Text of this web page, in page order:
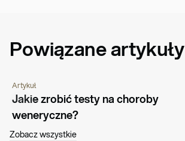
Powiązane artykuły
PORADNIK CHOROBY I SCHORZENIA
Artykuł
Jakie zrobić testy na choroby
weneryczne?
Zobacz wszystkie